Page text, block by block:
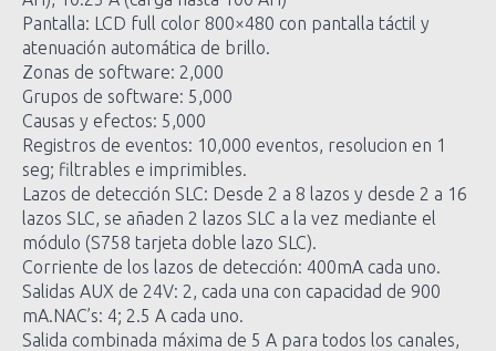
Pantalla: LCD full color 800×480 con pantalla táctil y
atenuación automática de brillo.
Zonas de software: 2,000
Grupos de software: 5,000
Causas y efectos: 5,000
Registros de eventos: 10,000 eventos, resolucion en 1
seg; filtrables e imprimibles.
Lazos de detección SLC: Desde 2 a 8 lazos y desde 2 a 16
lazos SLC, se añaden 2 lazos SLC a la vez mediante el
módulo (S758 tarjeta doble lazo SLC).
Corriente de los lazos de detección: 400mA cada uno.
Salidas AUX de 24V: 2, cada una con capacidad de 900
mA.NAC’s: 4; 2.5 A cada uno.
Salida combinada máxima de 5 A para todos los canales,